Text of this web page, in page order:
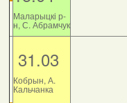
Маларыцкі р-
н, С. Абрамчук
31.03
Кобрын, А.
Кальчанка